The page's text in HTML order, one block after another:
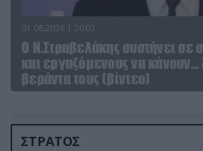
01.08.2026 | 20:02
Ο Ν.Στραβελάκης συστήνει σε
και εργαζόμενους να κάνουν…
βεράντα τους (βίντεο)
ΣΤΡΑΤΟΣ